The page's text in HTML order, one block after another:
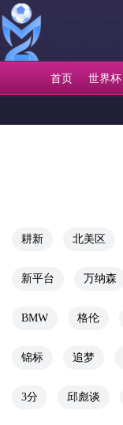
首页 世界杯
耕新 北美区
新平台 万纳森
BMW 格伦
锦标 追梦
3分 邱彪谈